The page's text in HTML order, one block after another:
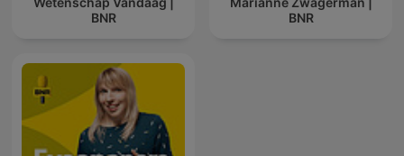
BNR
BNR